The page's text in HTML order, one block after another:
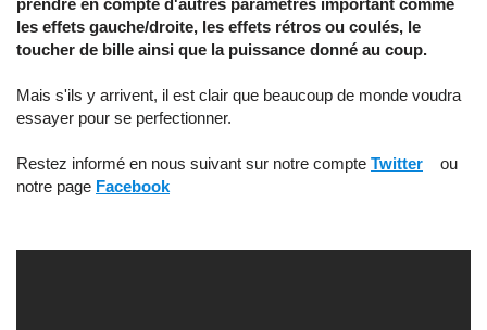
les effets gauche/droite, les effets rétros ou coulés, le
toucher de bille ainsi que la puissance donné au coup.
Mais s'ils y arrivent, il est clair que beaucoup de monde voudra
essayer pour se perfectionner.
Restez informé en nous suivant sur notre compte Twitter ou
notre page Facebook